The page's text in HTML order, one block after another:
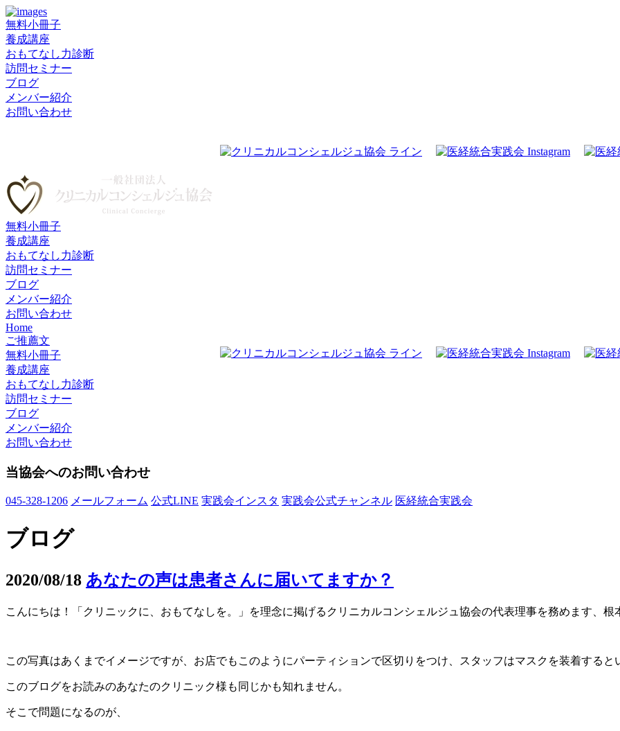
無料小冊子
養成講座
おもてなし力診断
訪問セミナー
ブログ
メンバー紹介
お問い合わせ
無料小冊子
養成講座
おもてなし力診断
訪問セミナー
ブログ
メンバー紹介
お問い合わせ
Home
ご推薦文
無料小冊子
養成講座
おもてなし力診断
訪問セミナー
ブログ
メンバー紹介
お問い合わせ
当協会へのお問い合わせ
045-328-1206 メールフォーム 公式LINE 実践会インスタ 実践会公式チャンネル 医経統合実践会
ブログ
2020/08/18 あなたの声は患者さんに届いてますか？
こんにちは！「クリニックに、おもてなしを。」を理念に掲げるクリニカルコンシェルジュ協会の代表理事を務めます、根
この写真はあくまでイメージですが、お店でもこのようにパーティションで区切りをつけ、スタッフはマスクを装着すると
このブログをお読みのあなたのクリニック様も同じかも知れません。
そこで問題になるのが、